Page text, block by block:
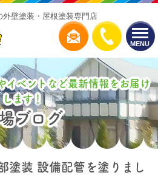
MENU
壁塗装・屋根塗装専門店
イベントなど最新情報をお届け
します！
ブログ
塗装 設備配管を塗りまし